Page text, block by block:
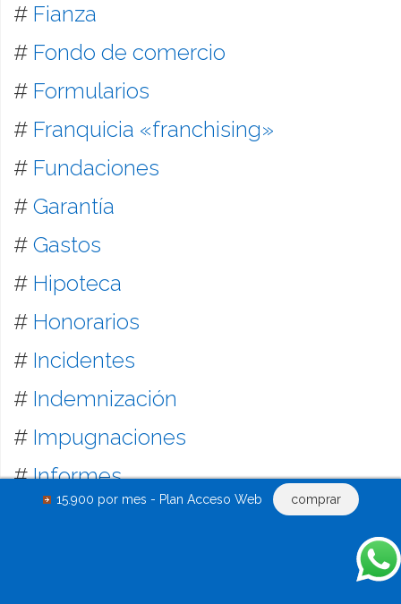
15.900 por mes - Plan Acceso Web comprar
# Fianza
# Fondo de comercio
# Formularios
# Franquicia «franchising»
# Fundaciones
# Garantía
# Gastos
# Hipoteca
# Honorarios
# Incidentes
# Indemnización
# Impugnaciones
#Informes
Inmobiliaria